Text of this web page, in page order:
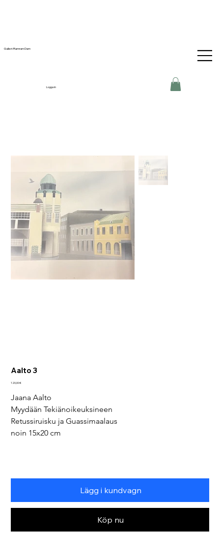
Galleri-Ramram Dam
Logga in
Aalto 3
Pris
120,00 €
Jaana Aalto
Myydään Tekiänoikeuksineen
Retussiruisku ja Guassimaalaus
noin 15x20 cm
Lägg i kundvagn
Köp nu